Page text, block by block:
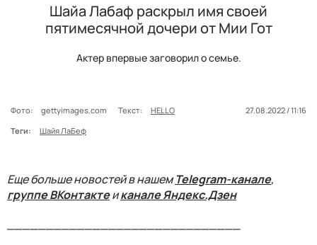
Шайа Лабаф раскрыл имя своей
пятимесячной дочери от Мии Гот
Актер впервые заговорил о семье.
Фото: gettyimages.com Текст: HELLO
27.08.2022 / 11:16
Теги:
Шайя ЛаБеф
Еще больше новостей в нашемTelegram-канале,
группе ВКонтактеиканале Яндекс.Дзен